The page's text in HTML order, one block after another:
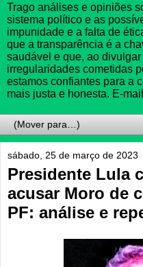
Trago análises e opiniões
sistema político e as
impunidade e a falta de
que a transparência é a
saudável e que, ao
irregularidades cometidas
estamos confiantes para a
mais justa e honesta. E-
sábado, 25 de março de 2023
Presidente Lula
acusar Moro de
PF: análise e